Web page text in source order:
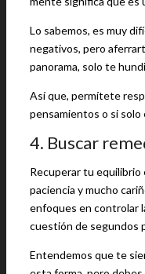
Lo sabemos, es muy
negativos, pero
panorama, solo te
Así que, permítete
pensamientos o si
4. Buscar
Recuperar tu
paciencia y mucho
enfoques en controlar
cuestión de segundos
Entendemos que te